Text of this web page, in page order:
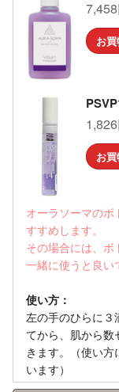
お
お
オーラソーマの
すすめします。
その場合には、
一緒に使うと良い
使い方：
左の手のひらに３
てから、肌から
きます。（使い
います）